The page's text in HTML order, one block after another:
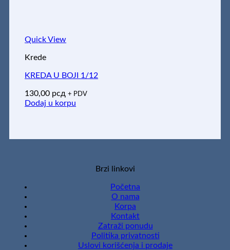
Quick View
Krede
KREDA U BOJI 1/12
130,00 рсд + PDV
Dodaj u korpu
Brzi linkovi
Početna
O nama
Korpa
Kontakt
Zatraži ponudu
Politika privatnosti
Uslovi korišćenja i prodaje